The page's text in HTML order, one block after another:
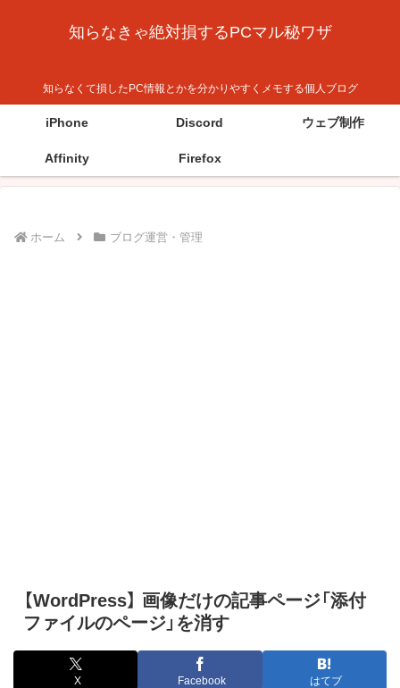
知らなきゃ絶対損するPCマル秘ワザ
知らなくて損したPC情報とかを分かりやすくメモする個人ブログ
iPhone Discord ウェブ制作
Affinity Firefox
ホーム ブログ運営・管理
【WordPress】 画像だけの記事ページ「添付
ファイルのページ」を消す
X Facebook はてブ